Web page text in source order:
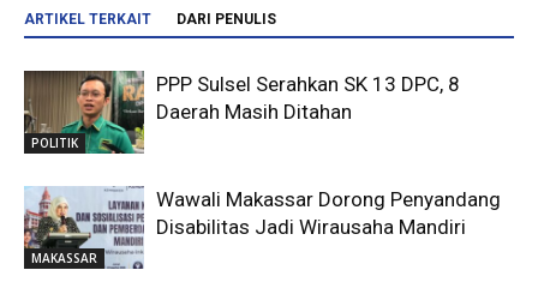
ARTIKEL TERKAIT DARI PENULIS
POLITIK
PPP Sulsel Serahkan SK 13 DPC, 8
Daerah Masih Ditahan
MAKASSAR
Wawali Makassar Dorong Penyandang
Disabilitas Jadi Wirausaha Mandiri